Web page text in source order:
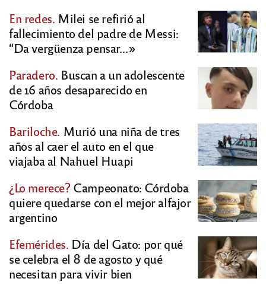
En redes. Milei se refirió al
fallecimiento del padre de Messi:
“Da vergüenza pensar…»
Paradero. Buscan a un adolescente
de 16 años desaparecido en
Córdoba
Bariloche. Murió una niña de tres
años al caer el auto en el que
viajaba al Nahuel Huapi
¿Lo merece?Campeonato: Córdoba
quiere quedarse con el mejor alfajor
argentino
Efemérides. Día del Gato: por qué
se celebra el 8 de agosto y qué
necesitan para vivir bien